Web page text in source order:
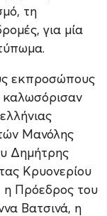
τη
για μία
εκπροσώπους
καλωσόρισαν
Μανόλης
Δημήτρης
Κρυονερίου
η Πρόεδρος του
Βατσινά, η